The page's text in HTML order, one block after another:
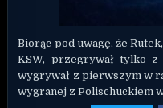
Biorąc pod uwagę, że
KSW, przegrywał tylko z
wygrywał z pierwszym w
wygranej z Polischuckiem